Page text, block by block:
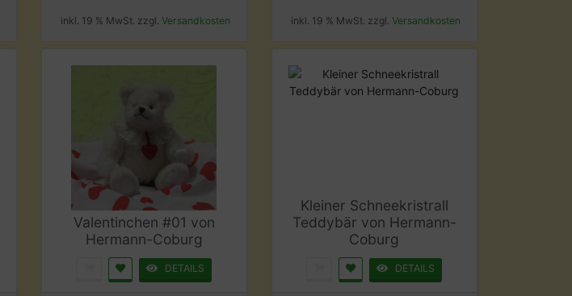
inkl. 19 % MwSt. zzgl. Versandkosten inkl. 19 % MwSt. zzgl. Versandkosten
Valentinchen #01 von
Hermann-Coburg
DETAILS
Kleiner Schneekristrall
Teddybär von Hermann-
Coburg
DETAILS